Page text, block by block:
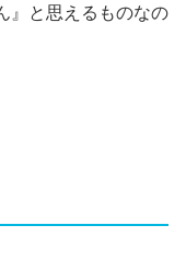
』と思えるものなの